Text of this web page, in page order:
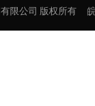
有限公司 版权所有